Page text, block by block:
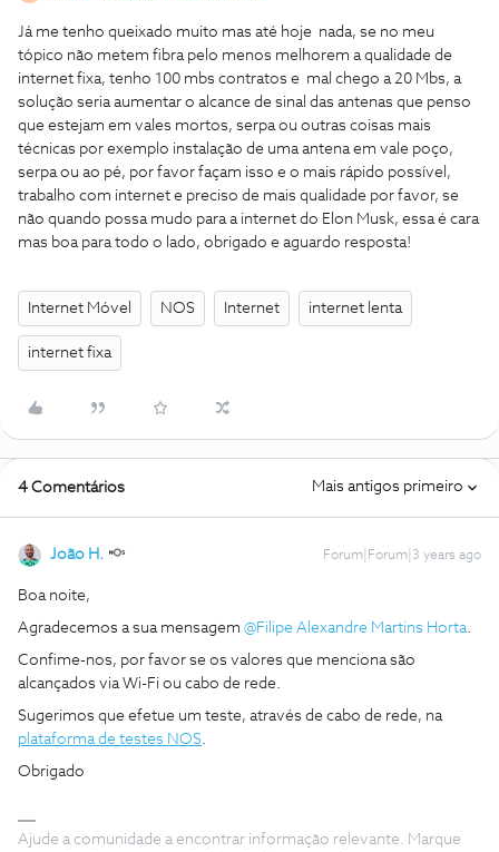
Já me tenho queixado muito mas até hoje nada, se no meu
tópico não metem fibra pelo menos melhorem a qualidade de
internet fixa, tenho 100 mbs contratos e mal chego a 20 Mbs, a
solução seria aumentar o alcance de sinal das antenas que penso
que estejam em vales mortos, serpa ou outras coisas mais
técnicas por exemplo instalação de uma antena em vale poço,
serpa ou ao pé, por favor façam isso e o mais rápido possível,
trabalho com internet e preciso de mais qualidade por favor, se
não quando possa mudo para a internet do Elon Musk, essa é cara
mas boa para todo o lado, obrigado e aguardo resposta!
Internet Móvel NOS Internet internet lenta
internet fixa
4 Comentários Mais antigos primeiro
João H. Forum|Forum|3 years ago
Boa noite,
Agradecemos a sua mensagem @Filipe Alexandre Martins Horta.
Confime-nos, por favor se os valores que menciona são
alcançados via Wi-Fi ou cabo de rede.
Sugerimos que efetue um teste, através de cabo de rede, na
plataforma de testes NOS.
Obrigado
Ajude a comunidade a encontrar informação relevante. Marque